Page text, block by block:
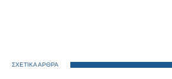
ΣΧΕΤΙΚΑ ΑΡΘΡΑ